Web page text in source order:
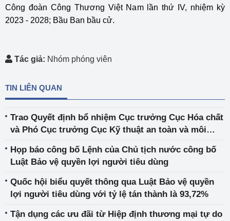
Công đoàn Công Thương Việt Nam lần thứ IV, nhiệm kỳ
2023 - 2028; Bầu Ban bầu cử.
Tác giả: Nhóm phóng viên
TIN LIÊN QUAN
Trao Quyết định bổ nhiệm Cục trưởng Cục Hóa chất
và Phó Cục trưởng Cục Kỹ thuật an toàn và môi
Họp báo công bố Lệnh của Chủ tịch nước công bố
Luật Bảo vệ quyền lợi người tiêu dùng
Quốc hội biểu quyết thông qua Luật Bảo vệ quyền
lợi người tiêu dùng với tỷ lệ tán thành là 93,72%
Tận dụng các ưu đãi từ Hiệp định thương mại tự do